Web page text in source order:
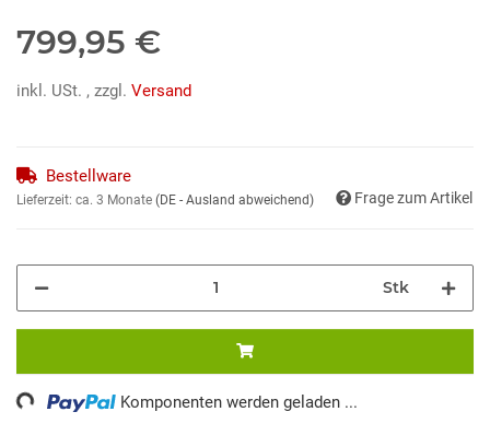
799,95 €
inkl. USt. , zzgl. Versand
Bestellware
Lieferzeit: ca. 3 Monate (DE - Ausland abweichend) Frage zum Artikel
Stk
Komponenten werden geladen ...